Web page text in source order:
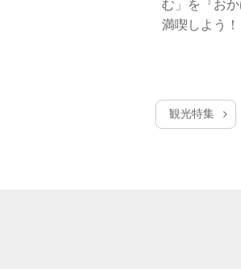
む」を『お
満喫しよう！
観光特集